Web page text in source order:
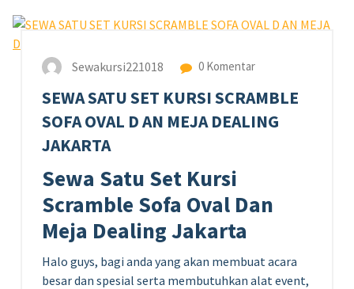
Sewakursi221018 0 Komentar
SEWA SATU SET KURSI SCRAMBLE
SOFA OVAL D AN MEJA DEALING
JAKARTA
Sewa Satu Set Kursi
Scramble Sofa Oval Dan
Meja Dealing Jakarta
Halo guys, bagi anda yang akan membuat acara
besar dan spesial serta membutuhkan alat event,